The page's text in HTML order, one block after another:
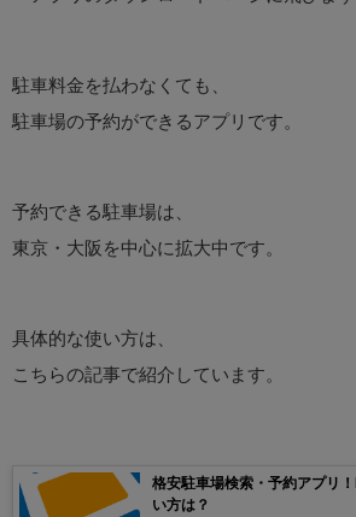
駐車料金を払わなくても、
駐車場の予約ができるアプリです。
予約できる駐車場は、
東京・大阪を中心に拡大中です。
具体的な使い方は、
こちらの記事で紹介しています。
格安駐車場検索・予約アプリ
い方は？